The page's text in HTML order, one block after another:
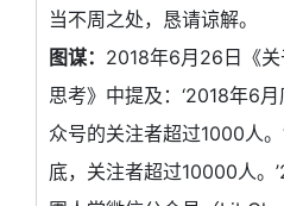
当不周之处，恳请谅解。
图谋： 2018年6月26日《
思考》中提及：‘2018年6
众号的关注者超过1000人。
底，关注者超过10000人。